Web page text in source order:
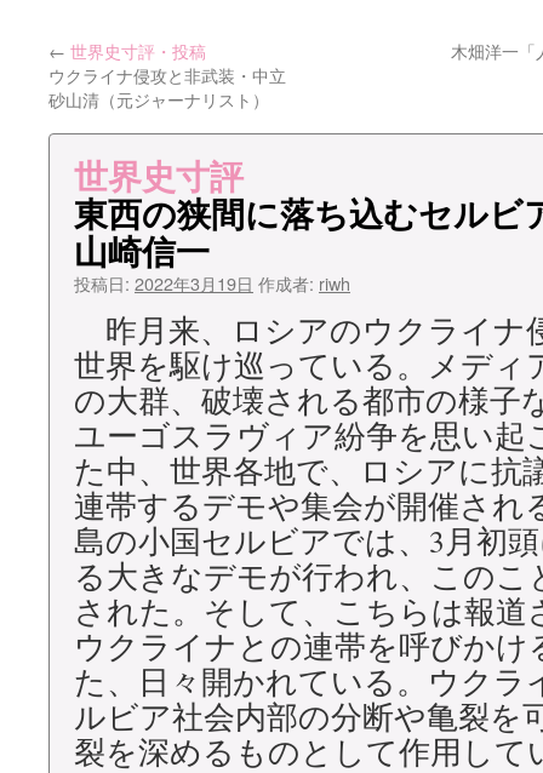
ン
ツ
← 世界史寸評・投稿
ウクライナ侵攻と非武装・中立
砂山清（元ジャーナリスト）
木畑洋一「
世界史寸評
東西の狭間に落ち込むセルビ
山崎信一
投稿日: 2022年3月19日 作成者: riwh
昨月来、ロシアのウクライナ
世界を駆け巡っている。メディ
の大群、破壊される都市の様子
ユーゴスラヴィア紛争を思い起
た中、世界各地で、ロシアに抗
連帯するデモや集会が開催され
島の小国セルビアでは、3月初
る大きなデモが行われ、このこ
された。そして、こちらは報
ウクライナとの連帯を呼びか
た、日々開かれている。ウクラ
ルビア社会内部の分断や亀裂を
裂を深めるものとして作用して